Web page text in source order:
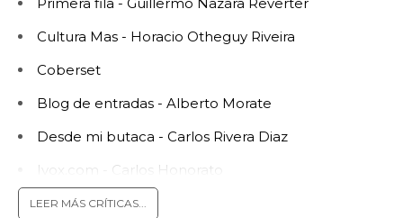
Cultura Mas - Horacio Otheguy Riveira
Coberset
Blog de entradas - Alberto Morate
Desde mi butaca - Carlos Rivera Diaz
Ivox.com - Carlos Honorato
LEER MÁS CRÍTICAS...